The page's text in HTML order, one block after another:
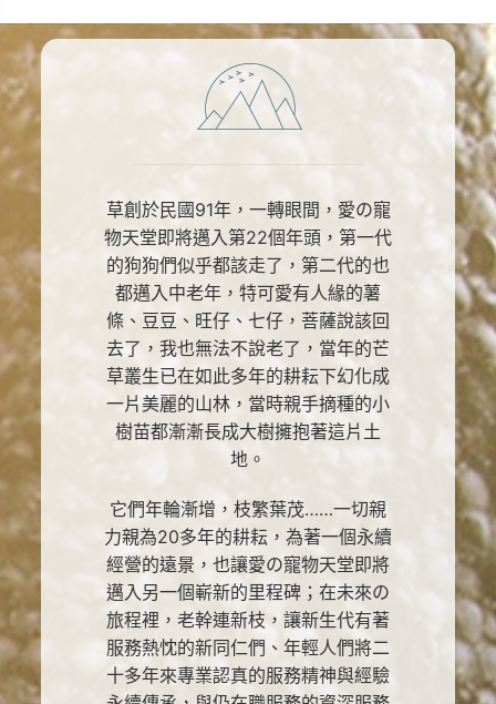
草創於民國91年，一轉眼間，愛の寵
物天堂即將邁入第22個年頭，第一代
的狗狗們似乎都該走了，第二代的也
都邁入中老年，特可愛有人緣的薯
條、豆豆、旺仔、七仔，菩薩說該回
去了，我也無法不說老了，當年的芒
草叢生已在如此多年的耕耘下幻化成
一片美麗的山林，當時親手摘種的小
樹苗都漸漸長成大樹擁抱著這片土
地。
它們年輪漸增，枝繁葉茂……一切親
力親為20多年的耕耘，為著一個永續
經營的遠景，也讓愛の寵物天堂即將
邁入另一個嶄新的里程碑；在未來の
旅程裡，老幹連新枝，讓新生代有著
服務熱忱的新同仁們、年輕人們將二
十多年來專業認真的服務精神與經驗